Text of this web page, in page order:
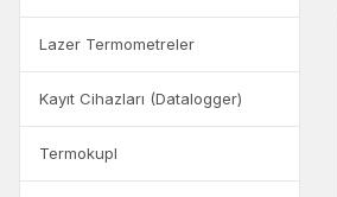
Lazer Termometreler
Kayıt Cihazları (Datalogger)
Termokupl